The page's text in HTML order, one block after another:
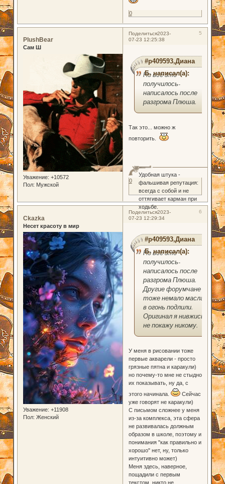
0
Поделиться 5
2023-
07-23 12:25:38
PlushBear
Сам Ш
Уважение: +10572
Пол: Мужской
#p409593,Диана
Б. написал(а):
Но все это
получилось-
написалось после
разгрома Плюша.
Так это... можно ж
повторить.
Удобная штука -
фальшивая репутация:
всегда с собой и не
оттягивает карман при
ходьбе.
0
Поделиться 6
2023-
07-23 12:29:34
Ckazka
Несет красоту в мир
Уважение: +11908
Пол: Женский
#p409593,Диана
Б. написал(а):
Но все это
получилось-
написалось после
разгрома Плюша.
Другие форумчане
тоже немало масла
в огонь подлили.
Оригинал я нивжись
не покажу никому.
У меня в рисовании тоже
первые акварели - просто
грязные пятна и каракули)
но почему-то мне не стыдно
их показывать, ну да, с
этого начинала.
Сейчас
уже говорят не каракули)
С письмом сложнее у меня
из-за комплекса, эта сфера
не развивалась должным
образом в школе, поэтому и
понимания "как правильно и
хорошо" нет, ну, только
интуитивно может)
Меня здесь, наверное,
пощадили с первым
текстом, никто не